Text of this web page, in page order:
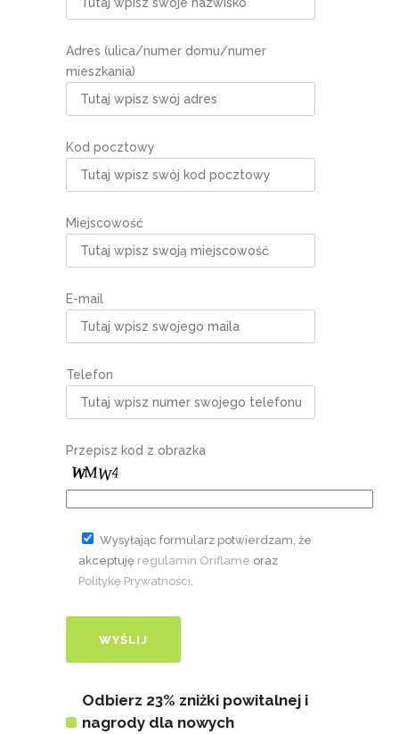
Adres (ulica/numer domu/numer
mieszkania)
Kod pocztowy
Miejscowość
E-mail
Telefon
Przepisz kod z obrazka
Wysyłając formularz potwierdzam, że
akceptuję regulamin Oriflame oraz
Politykę Prywatności
Odbierz 23% zniżki powitalnej i
nagrody dla nowych